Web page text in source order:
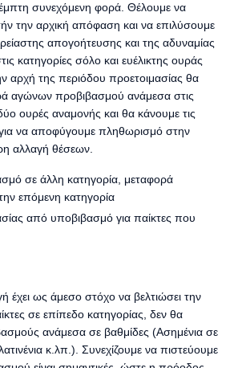
συνεχόμενη φορά. Θέλουμε να
την αρχική απόφαση και να επιλύσουμε
απογοήτευσης και της αδυναμίας
κατηγορίες σόλο και ευέλικτης ουράς
αρχή της περιόδου προετοιμασίας θα
αγώνων προβιβασμού ανάμεσα στις
ουρές αναμονής και θα κάνουμε τις
να αποφύγουμε πληθωρισμό στην
αλλαγή θέσεων.
σε άλλη κατηγορία, μεταφορά
επόμενη κατηγορία
από υποβιβασμό για παίκτες που
έχει ως άμεσο στόχο να βελτιώσει την
σε επίπεδο κατηγορίας, δεν θα
ανάμεσα σε βαθμίδες (Ασημένια σε
κ.λπ.). Συνεχίζουμε να πιστεύουμε